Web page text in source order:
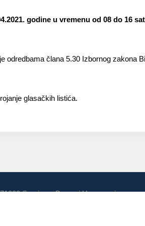
godine u vremenu od 08 do 16
odredbama člana 5.30 Izbornog zakona
glasačkih listića.
Sarajevo, Bosna i Hercegovina